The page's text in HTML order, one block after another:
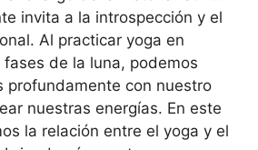
invita a la introspección y el
Al practicar yoga en
de la luna, podemos
profundamente con nuestro
nuestras energías. En este
la relación entre el yoga y el